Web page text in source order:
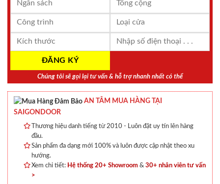
Chúng tôi sẽ gọi lại tư vấn & hỗ trợ nhanh nhất có thể
AN TÂM MUA HÀNG TẠI
SAIGONDOOR
Thương hiệu danh tiếng từ 2010 - Luôn đặt uy tín lên hàng
đầu.
Sản phẩm đa dạng mới 100% và luôn được cập nhật theo xu
hướng.
Xem chi tiết: Hệ thống 20+ Showroom & 30+ nhân viên tư vấn
>